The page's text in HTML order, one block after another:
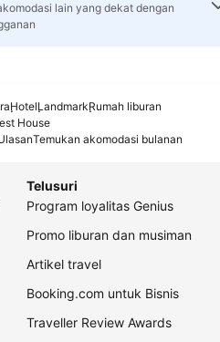
lain yang dekat dengan
HotelLandmarkRumah liburan
House
Temukan akomodasi bulanan
Telusuri
Program loyalitas Genius
Promo liburan dan musiman
Artikel travel
Booking.com untuk Bisnis
Traveller Review Awards